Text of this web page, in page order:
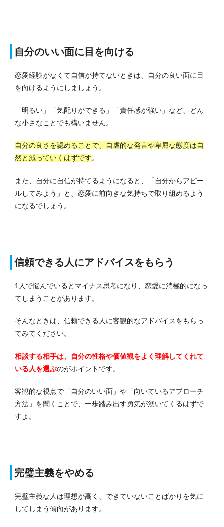
自分のいい面に目を向ける
恋愛経験がなくて自信が持てないときは、自分の良い面に目
を向けるようにしましょう。
「明るい」「気配りができる」「責任感が強い」など、どん
な小さなことでも構いません。
自分の良さを認めることで、自虐的な発言や卑屈な態度は自
然と減っていくはずです。
また、自分に自信が持てるようになると、「自分からアピー
ルしてみよう」と、恋愛に前向きな気持ちで取り組めるよう
になるでしょう。
信頼できる人にアドバイスをもらう
1人で悩んでいるとマイナス思考になり、恋愛に消極的になっ
てしまうことがあります。
そんなときは、信頼できる人に客観的なアドバイスをもらっ
てみてください。
相談する相手は、自分の性格や価値観をよく理解してくれて
いる人を選ぶのがポイントです。
客観的な視点で「自分のいい面」や「向いているアプローチ
方法」を聞くことで、一歩踏み出す勇気が湧いてくるはずで
すよ。
完璧主義をやめる
完璧主義な人は理想が高く、できていないことばかりを気に
してしまう傾向があります。